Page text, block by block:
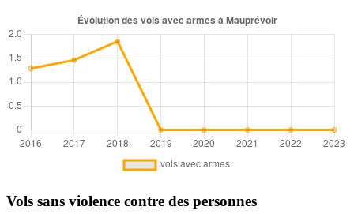
Vols sans violence contre des personnes